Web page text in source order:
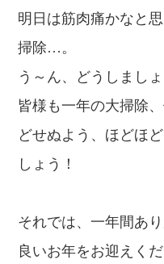
明日は筋肉痛かなと
掃除…。
う～ん、どうしましょ
皆様も一年の大掃除
どせぬよう、ほどほ
しょう！
それでは、一年間あ
良いお年をお迎えくだ